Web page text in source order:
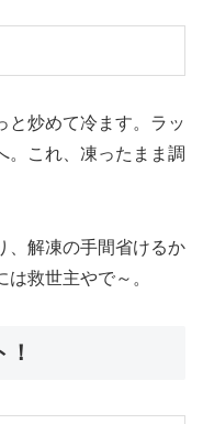
と炒めて冷ます。ラッ
。これ、凍ったまま調
、解凍の手間省けるか
救世主やで～。